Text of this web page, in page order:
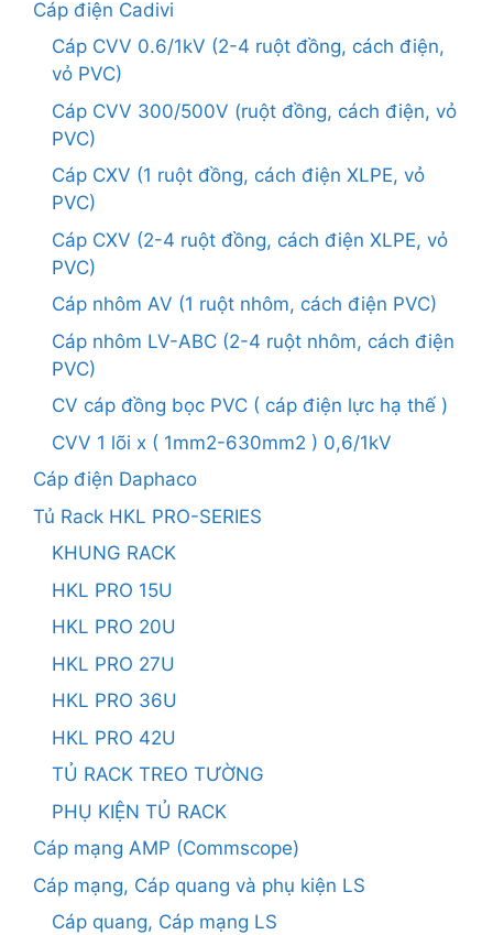
Cáp điện Cadivi
Cáp CVV 0.6/1kV (2-4 ruột đồng, cách điện,
vỏ PVC)
Cáp CVV 300/500V (ruột đồng, cách điện, vỏ
PVC)
Cáp CXV (1 ruột đồng, cách điện XLPE, vỏ
PVC)
Cáp CXV (2-4 ruột đồng, cách điện XLPE, vỏ
PVC)
Cáp nhôm AV (1 ruột nhôm, cách điện PVC)
Cáp nhôm LV-ABC (2-4 ruột nhôm, cách điện
PVC)
CV cáp đồng bọc PVC ( cáp điện lực hạ thế )
CVV 1 lõi x ( 1mm2-630mm2 ) 0,6/1kV
Cáp điện Daphaco
Tủ Rack HKL PRO-SERIES
KHUNG RACK
HKL PRO 15U
HKL PRO 20U
HKL PRO 27U
HKL PRO 36U
HKL PRO 42U
TỦ RACK TREO TƯỜNG
PHỤ KIỆN TỦ RACK
Cáp mạng AMP (Commscope)
Cáp mạng, Cáp quang và phụ kiện LS
Cáp quang, Cáp mạng LS